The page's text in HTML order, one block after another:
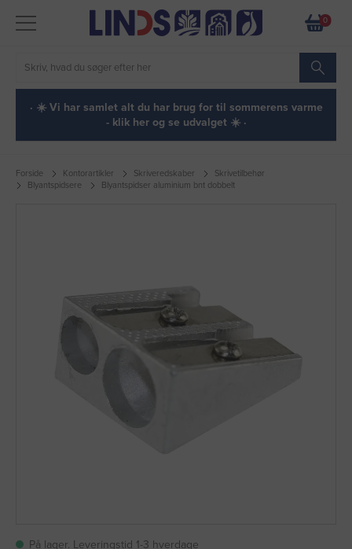
0
· ☀️ Vi har samlet alt du har brug for til sommerens varme
- klik her og se udvalget ☀️ ·
Forside Kontorartikler Skriveredskaber
Skrivetilbehør
Blyantspidsere
Blyantspidser aluminium bnt dobbelt
På lager. Leveringstid 1-3 hverdage